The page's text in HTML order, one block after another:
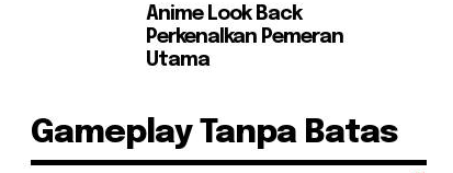
Anime Look Back
Perkenalkan Pemeran
Utama
Gameplay Tanpa Batas